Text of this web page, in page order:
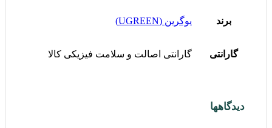
برند یوگرین (UGREEN)
گارانتی گارانتی اصالت و سلامت فیزیکی کالا
دیدگاهها